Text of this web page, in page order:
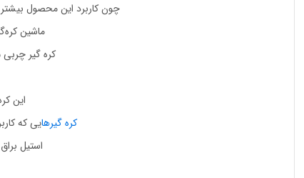
چون کاربرد این محصول
ماشین
کره گیر
این
کره گیرهایی که
استیل براق